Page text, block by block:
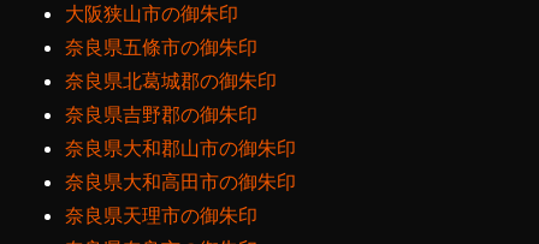
大阪狭山市の御朱印
奈良県五條市の御朱印
奈良県北葛城郡の御朱印
奈良県吉野郡の御朱印
奈良県大和郡山市の御朱印
奈良県大和高田市の御朱印
奈良県天理市の御朱印